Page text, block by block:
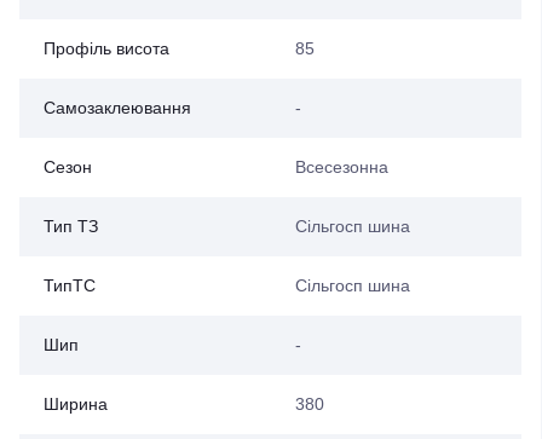
Профіль висота 85
Самозаклеювання -
Сезон Всесезонна
Тип ТЗ Сільгосп шина
ТипТС Сільгосп шина
Шип -
Ширина 380